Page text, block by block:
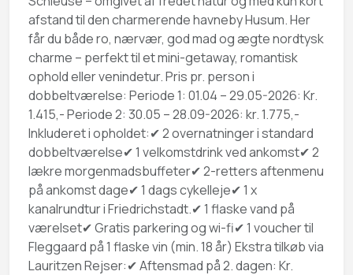
afstand til den charmerende havneby Husum. Her
får du både ro, nærvær, god mad og ægte nordtysk
charme – perfekt til et mini-getaway, romantisk
ophold eller venindetur. Pris pr. person i
dobbeltværelse: Periode 1: 01.04 – 29.05-2026: Kr.
1.415,- Periode 2: 30.05 – 28.09-2026: kr. 1.775,-
Inkluderet i opholdet:✔ 2 overnatninger i standard
dobbeltværelse✔ 1 velkomstdrink ved ankomst✔ 2
lækre morgenmadsbuffeter✔ 2-retters aftenmenu
på ankomst dage✔ 1 dags cykelleje✔ 1 x
kanalrundtur i Friedrichstadt.✔ 1 flaske vand på
værelset✔ Gratis parkering og wi-fi✔ 1 voucher til
Fleggaard på 1 flaske vin (min. 18 år) Ekstra tilkøb via
Lauritzen Rejser:✔ Aftensmad på 2. dagen: Kr.